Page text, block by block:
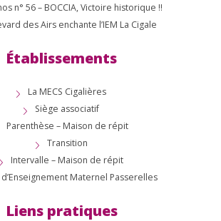
n° 56 – BOCCIA, Victoire historique !!
des Airs enchante l’IEM La Cigale
Établissements
La MECS Cigalières
Siège associatif
Parenthèse – Maison de répit
Transition
Intervalle – Maison de répit
Maternel Passerelles
Liens pratiques